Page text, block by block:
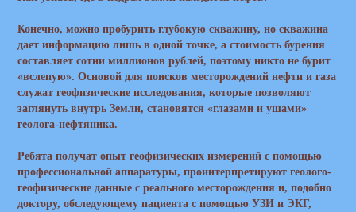
Конечно, можно пробурить глубокую скважину, но скважина
дает информацию лишь в одной точке, а стоимость бурения
составляет сотни миллионов рублей, поэтому никто не бурит
«вслепую». Основой для поисков месторождений нефти и газа
служат геофизические исследования, которые позволяют
заглянуть внутрь Земли, становятся «глазами и ушами»
геолога-нефтяника.
Ребята получат опыт геофизических измерений с помощью
профессиональной аппаратуры, проинтерпретируют геолого-
геофизические данные с реального месторождения и, подобно
доктору, обследующему пациента с помощью УЗИ и ЭКГ,